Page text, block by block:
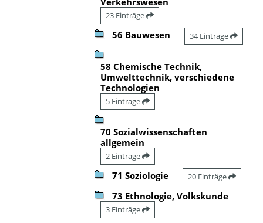
23 Einträge
56 Bauwesen 34 Einträge
58 Chemische Technik,
Umwelttechnik, verschiedene
Technologien
5 Einträge
70 Sozialwissenschaften
allgemein
2 Einträge
71 Soziologie 20 Einträge
73 Ethnologie, Volkskunde
3 Einträge